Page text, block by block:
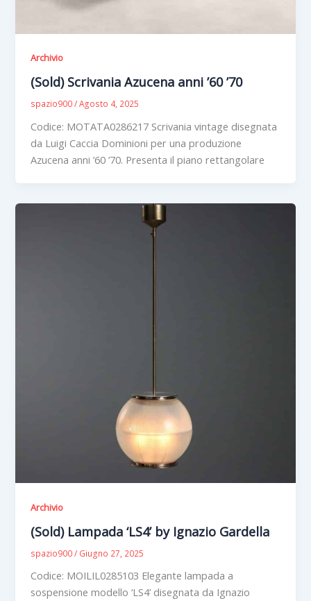
Archivio
(Sold) Scrivania Azucena anni ’60 ’70
spazio900/Agosto 4, 2025
Codice: MOTATA0286217 Scrivania vintage disegnata
da Luigi Caccia Dominioni per una produzione
Azucena anni ’60 ’70. Presenta il piano rettangolare
Archivio
(Sold) Lampada ‘LS4’ by Ignazio Gardella
spazio900/ Giugno 27, 2025
Codice: MOILIL0285103 Elegante lampada a
sospensione modello ‘LS4’ disegnata da Ignazio